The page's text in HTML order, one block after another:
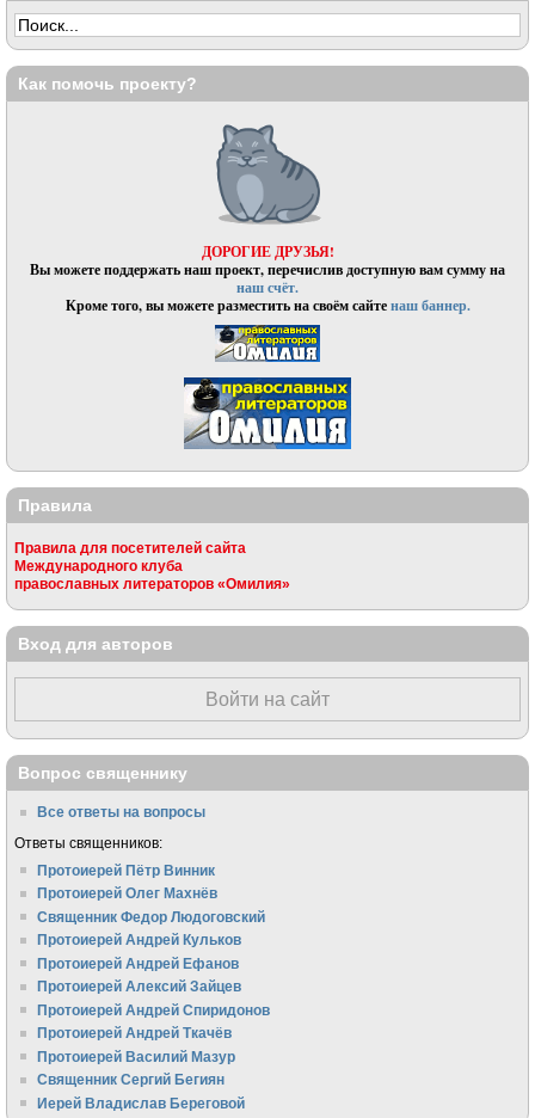
Как помочь проекту?
ДОРОГИЕ ДРУЗЬЯ!
Вы можете поддержать наш проект, перечислив доступную вам сумму на
наш счёт.
Кроме того, вы можете разместить на своём сайтенаш баннер.
Правила
Правила для посетителей сайта
Международного клуба
православных литераторов «Омилия»
Вход для авторов
Войти на сайт
Вопрос священнику
Все ответы на вопросы
Ответы священников:
Протоиерей Пётр Винник
Протоиерей Олег Махнёв
Священник Федор Людоговский
Протоиерей Андрей Кульков
Протоиерей Андрей Ефанов
Протоиерей Алексий Зайцев
Протоиерей Андрей Спиридонов
Протоиерей Андрей Ткачёв
Протоиерей Василий Мазур
Священник Сергий Бегиян
Иерей Владислав Береговой